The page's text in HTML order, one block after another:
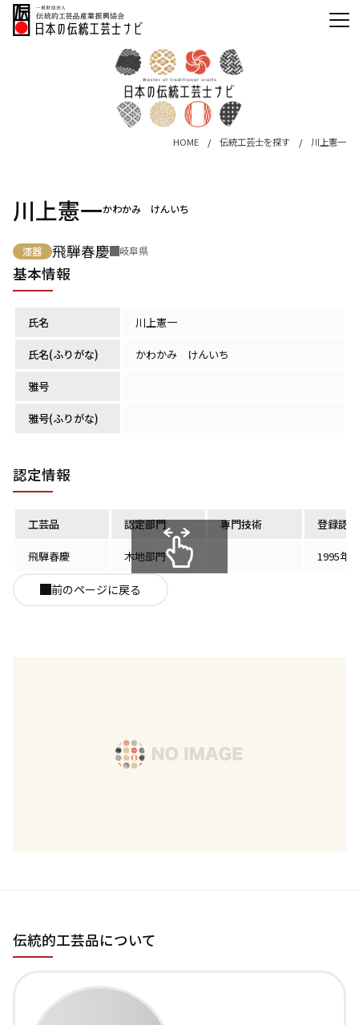
HOME 伝統工芸士を探す 川上憲一
川上憲一かわかみ けんいち
漆器 飛騨春慶 岐阜県
基本情報
氏名 川上憲一
氏名(ふりがな) かわかみ けんいち
雅号
雅号(ふりがな)
認定情報
工芸品 認定部門 専門技術 登録認
飛騨春慶 木地部門 1995年
前のページに戻る
伝統的工芸品について